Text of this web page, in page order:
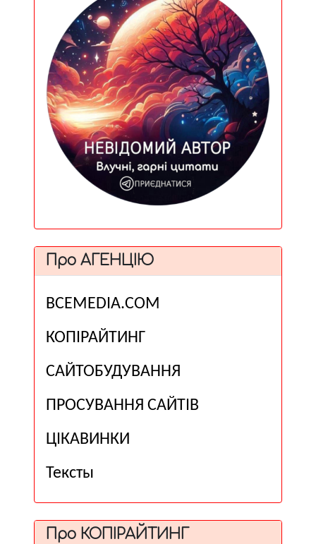
Про АГЕНЦІЮ
ВСЕМЕDІА.COM
КОПІРАЙТИНГ
САЙТОБУДУВАННЯ
ПРОСУВАННЯ САЙТІВ
ЦІКАВИНКИ
Тексты
Про КОПІРАЙТИНГ